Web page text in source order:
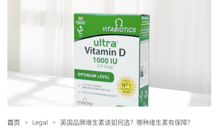
首页 > Legal > 英国品牌维生素该如何选？哪种维生素有保障？